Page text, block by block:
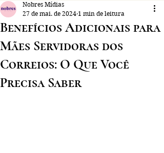
Benefícios Adicionais para
Mães Servidoras dos
Correios: O Que Você
Precisa Saber
Nobres Mídias
27 de mai. de 2024 1 min de leitura